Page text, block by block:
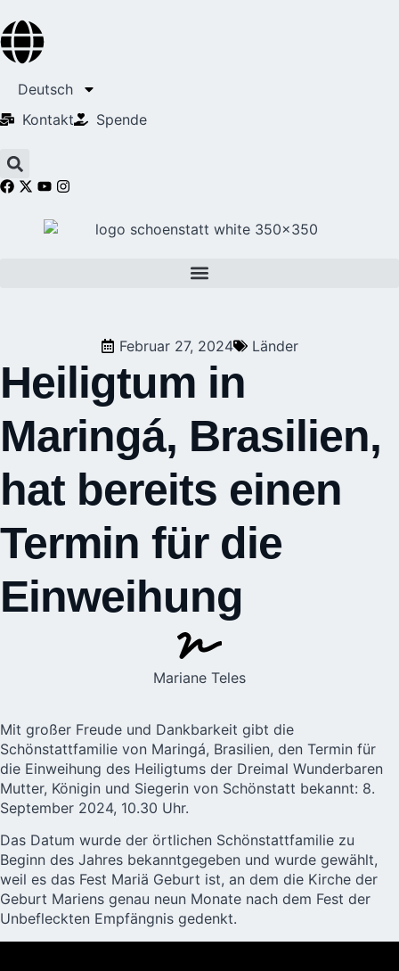
Deutsch
Kontakt
Spende
Februar 27, 2024 Länder
Heiligtum in
Maringá, Brasilien,
hat bereits einen
Termin für die
Einweihung
Mariane Teles
Mit großer Freude und Dankbarkeit gibt die
Schönstattfamilie von Maringá, Brasilien, den Termin für
die Einweihung des Heiligtums der Dreimal Wunderbaren
Mutter, Königin und Siegerin von Schönstatt bekannt: 8.
September 2024, 10.30 Uhr.
Das Datum wurde der örtlichen Schönstattfamilie zu
Beginn des Jahres bekanntgegeben und wurde gewählt,
weil es das Fest Mariä Geburt ist, an dem die Kirche der
Geburt Mariens genau neun Monate nach dem Fest der
Unbefleckten Empfängnis gedenkt.